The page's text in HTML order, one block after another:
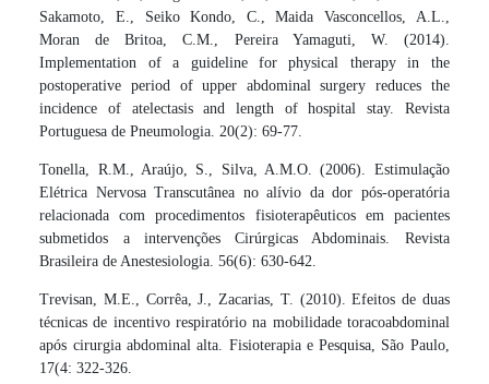
Sakamoto, E., Seiko Kondo, C., Maida Vasconcellos, A.L.,
Moran de Britoa, C.M., Pereira Yamaguti, W. (2014).
Implementation of a guideline for physical therapy in the
postoperative period of upper abdominal surgery reduces the
incidence of atelectasis and length of hospital stay. Revista
Portuguesa de Pneumologia. 20(2): 69-77.
Tonella, R.M., Araújo, S., Silva, A.M.O. (2006). Estimulação
Elétrica Nervosa Transcutânea no alívio da dor pós-operatória
relacionada com procedimentos fisioterapêuticos em pacientes
submetidos a intervenções Cirúrgicas Abdominais. Revista
Brasileira de Anestesiologia. 56(6): 630-642.
Trevisan, M.E., Corrêa, J., Zacarias, T. (2010). Efeitos de duas
técnicas de incentivo respiratório na mobilidade toracoabdominal
após cirurgia abdominal alta. Fisioterapia e Pesquisa, São Paulo,
17(4: 322-326.